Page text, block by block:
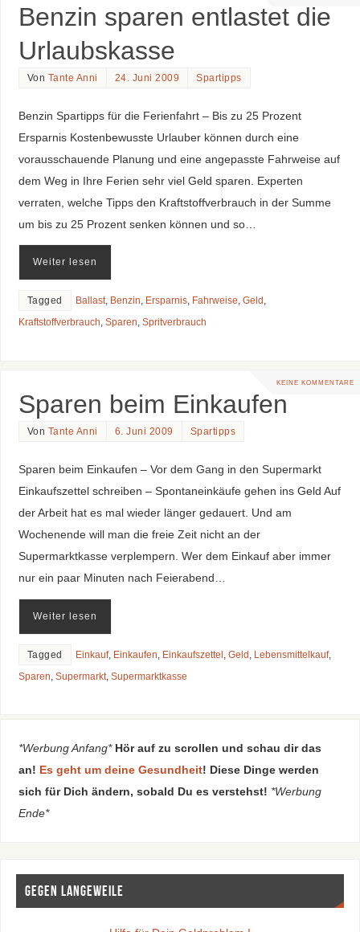
Benzin sparen entlastet die
Urlaubskasse
Von Tante Anni 24. Juni 2009 Spartipps
Benzin Spartipps für die Ferienfahrt – Bis zu 25 Prozent
Ersparnis Kostenbewusste Urlauber können durch eine
vorausschauende Planung und eine angepasste Fahrweise auf
dem Weg in Ihre Ferien sehr viel Geld sparen. Experten
verraten, welche Tipps den Kraftstoffverbrauch in der Summe
um bis zu 25 Prozent senken können und so…
Weiter lesen
Tagged Ballast, Benzin, Ersparnis, Fahrweise, Geld ,
Kraftstoffverbrauch, Sparen, Spritverbrauch
KEINE KOMMENTARE
Sparen beim Einkaufen
Von Tante Anni 6. Juni 2009 Spartipps
Sparen beim Einkaufen – Vor dem Gang in den Supermarkt
Einkaufszettel schreiben – Spontaneinkäufe gehen ins Geld Auf
der Arbeit hat es mal wieder länger gedauert. Und am
Wochenende will man die freie Zeit nicht an der
Supermarktkasse verplempern. Wer dem Einkauf aber immer
nur ein paar Minuten nach Feierabend…
Weiter lesen
Tagged Einkauf, Einkaufen, Einkaufszettel, Geld, Lebensmittelkauf,
Sparen, Supermarkt, Supermarktkasse
*Werbung Anfang* Hör auf zu scrollen und schau dir das
an! Es geht um deine Gesundheit! Diese Dinge werden
sich für Dich ändern, sobald Du es verstehst! *Werbung
Ende*
Gegen Langeweile